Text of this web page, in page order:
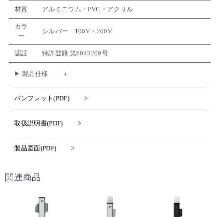
材質 アルミニウム・PVC・アクリル
カラ
ー
シルバー 100V・200V
認証 特許登録 第6043209号
製品仕様
パンフレット(PDF)
取扱説明書(PDF)
製品図面(PDF)
関連商品